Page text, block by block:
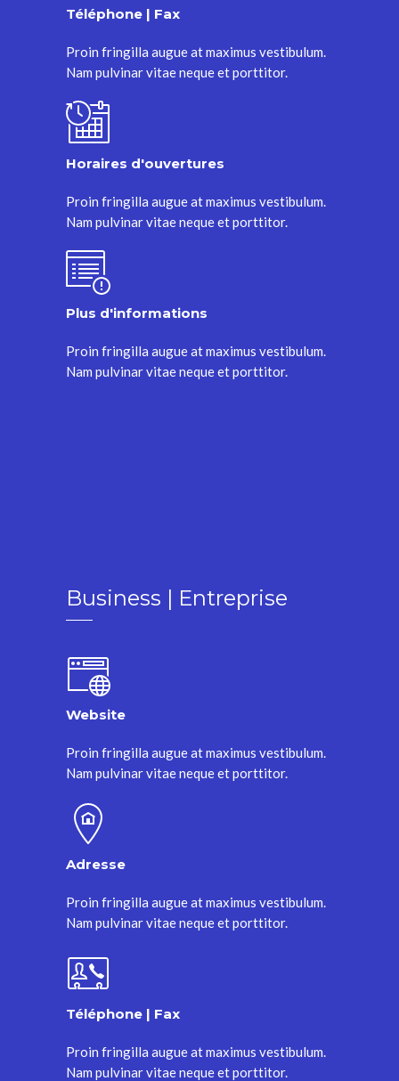
Téléphone | Fax
Proin fringilla augue at maximus vestibulum.
Nam pulvinar vitae neque et porttitor.
Horaires d'ouvertures
Proin fringilla augue at maximus vestibulum.
Nam pulvinar vitae neque et porttitor.
Plus d'informations
Proin fringilla augue at maximus vestibulum.
Nam pulvinar vitae neque et porttitor.
Business | Entreprise
Website
Proin fringilla augue at maximus vestibulum.
Nam pulvinar vitae neque et porttitor.
Adresse
Proin fringilla augue at maximus vestibulum.
Nam pulvinar vitae neque et porttitor.
Téléphone | Fax
Proin fringilla augue at maximus vestibulum.
Nam pulvinar vitae neque et porttitor.